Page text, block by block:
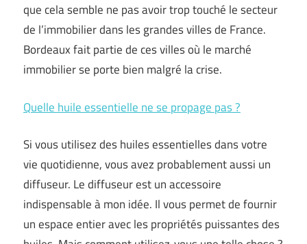
que cela semble ne pas avoir trop touché le secteur
de l’immobilier dans les grandes villes de France.
Bordeaux fait partie de ces villes où le marché
immobilier se porte bien malgré la crise.
Quelle huile essentielle ne se propage pas ?
Si vous utilisez des huiles essentielles dans votre
vie quotidienne, vous avez probablement aussi un
diffuseur. Le diffuseur est un accessoire
indispensable à mon idée. Il vous permet de fournir
un espace entier avec les propriétés puissantes des